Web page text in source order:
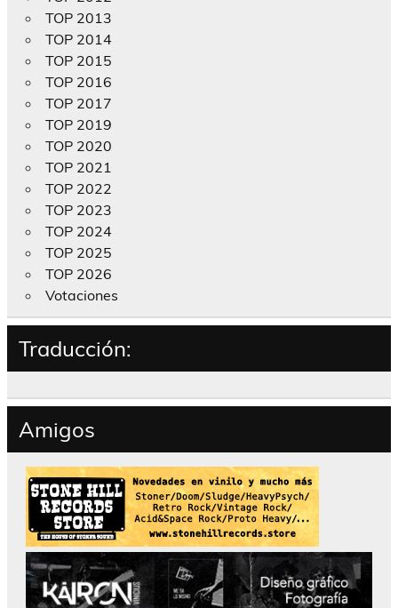
TOP 2013
TOP 2014
TOP 2015
TOP 2016
TOP 2017
TOP 2019
TOP 2020
TOP 2021
TOP 2022
TOP 2023
TOP 2024
TOP 2025
TOP 2026
Votaciones
Traducción:
Amigos